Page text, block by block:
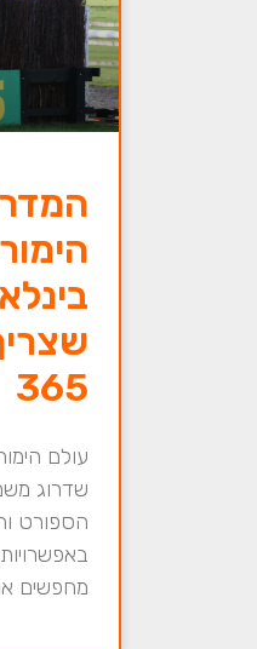
365
עולם
שדרוג
הספורט
מחפשים